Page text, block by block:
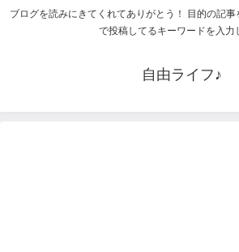
ブログを読みにきてくれてありがとう！ 目的の記
で投稿してるキーワードを入力
自由ライフ♪